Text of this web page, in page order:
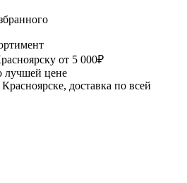
от 5 000₽
лучшей цене
доставка по всей